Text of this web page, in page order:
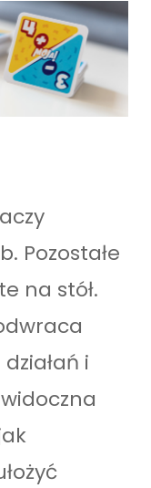
Pozostałe
na stół.
i